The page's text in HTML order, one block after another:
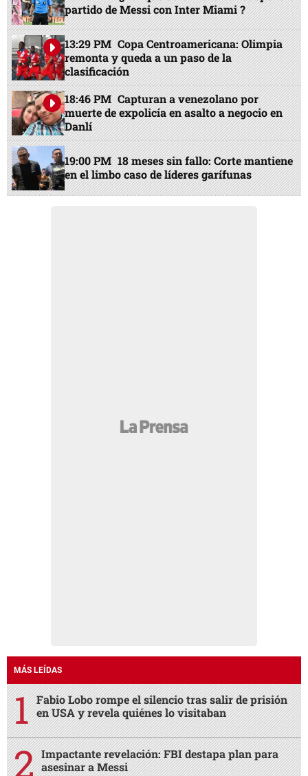
partido de Messi con Inter Miami ?
13:29 PM Copa Centroamericana: Olimpia
remonta y queda a un paso de la
clasificación
18:46 PM Capturan a venezolano por
muerte de expolicía en asalto a negocio en
Danlí
19:00 PM 18 meses sin fallo: Corte mantiene
en el limbo caso de líderes garífunas
MÁS LEÍDAS
Fabio Lobo rompe el silencio tras salir de prisión
en USA y revela quiénes lo visitaban
Impactante revelación: FBI destapa plan para
asesinar a Messi